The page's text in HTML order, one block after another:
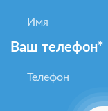
Ваш телефон*